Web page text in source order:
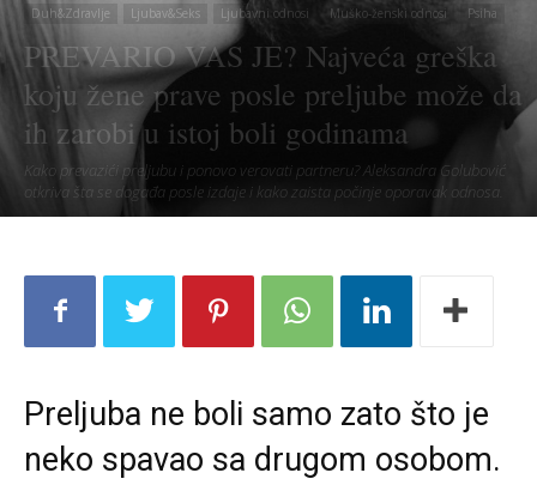
Duh&Zdravlje Ljubav&Seks Ljubavni odnosi Muško-ženski odnosi Psiha
PREVARIO VAS JE? Najveća greška
koju žene prave posle preljube može da
ih zarobi u istoj boli godinama
Kako prevazići preljubu i ponovo verovati partneru? Aleksandra Golubović
otkriva šta se događa posle izdaje i kako zaista počinje oporavak odnosa.
Preljuba ne boli samo zato što je
neko spavao sa drugom osobom.